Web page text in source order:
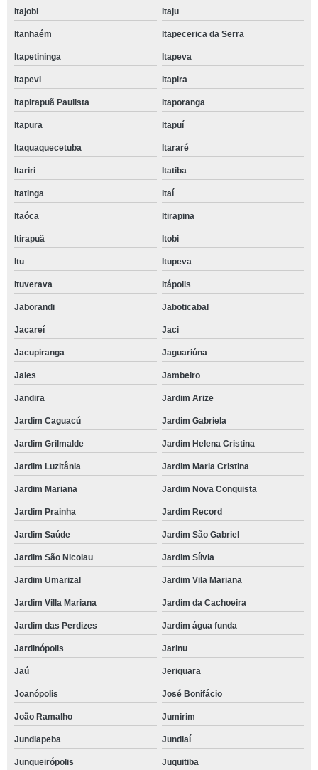
Itajobi Itaju
Itanhaém Itapecerica da Serra
Itapetininga Itapeva
Itapevi Itapira
Itapirapuã Paulista Itaporanga
Itapura Itapuí
Itaquaquecetuba Itararé
Itariri Itatiba
Itatinga Itaí
Itaóca Itirapina
Itirapuã Itobi
Itu Itupeva
Ituverava Itápolis
Jaborandi Jaboticabal
Jacareí Jaci
Jacupiranga Jaguariúna
Jales Jambeiro
Jandira Jardim Arize
Jardim Caguacú Jardim Gabriela
Jardim Grilmalde Jardim Helena Cristina
Jardim Luzitânia Jardim Maria Cristina
Jardim Mariana Jardim Nova Conquista
Jardim Prainha Jardim Record
Jardim Saúde Jardim São Gabriel
Jardim São Nicolau Jardim Sílvia
Jardim Umarizal Jardim Vila Mariana
Jardim Villa Mariana Jardim da Cachoeira
Jardim das Perdizes Jardim água funda
Jardinópolis Jarinu
Jaú Jeriquara
Joanópolis José Bonifácio
João Ramalho Jumirim
Jundiapeba Jundiaí
Junqueirópolis Juquitiba